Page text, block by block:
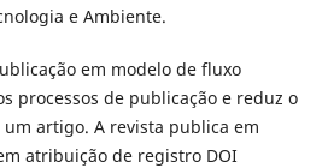
e Ambiente.
em modelo de fluxo
processos de publicação e reduz o
artigo. A revista publica em
atribuição de registro DOI